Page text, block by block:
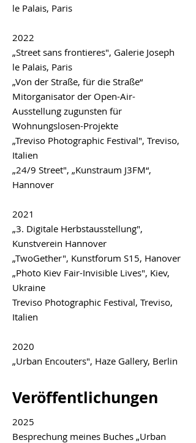
le Palais, Paris
2022
„Street sans frontieres", Galerie Joseph
le Palais, Paris
„Von der Straße, für die Straße“
Mitorganisator der Open-Air-
Ausstellung zugunsten für
Wohnungslosen-Projekte
„Treviso Photographic Festival", Treviso,
Italien
„24/9 Street", „Kunstraum J3FM“,
Hannover
2021
„3. Digitale Herbstausstellung",
Kunstverein Hannover
„TwoGether", Kunstforum S15, Hanover
„Photo Kiev Fair-Invisible Lives", Kiev,
Ukraine
Treviso Photographic Festival, Treviso,
Italien
2020
„Urban Encouters", Haze Gallery, Berlin
Veröffentlichungen
2025
Besprechung meines Buches „Urban